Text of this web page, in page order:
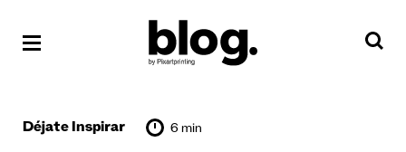
Déjate Inspirar 6 min